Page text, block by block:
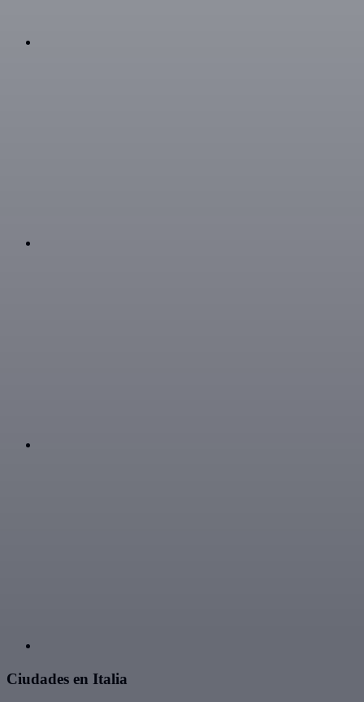
Ciudades en Italia